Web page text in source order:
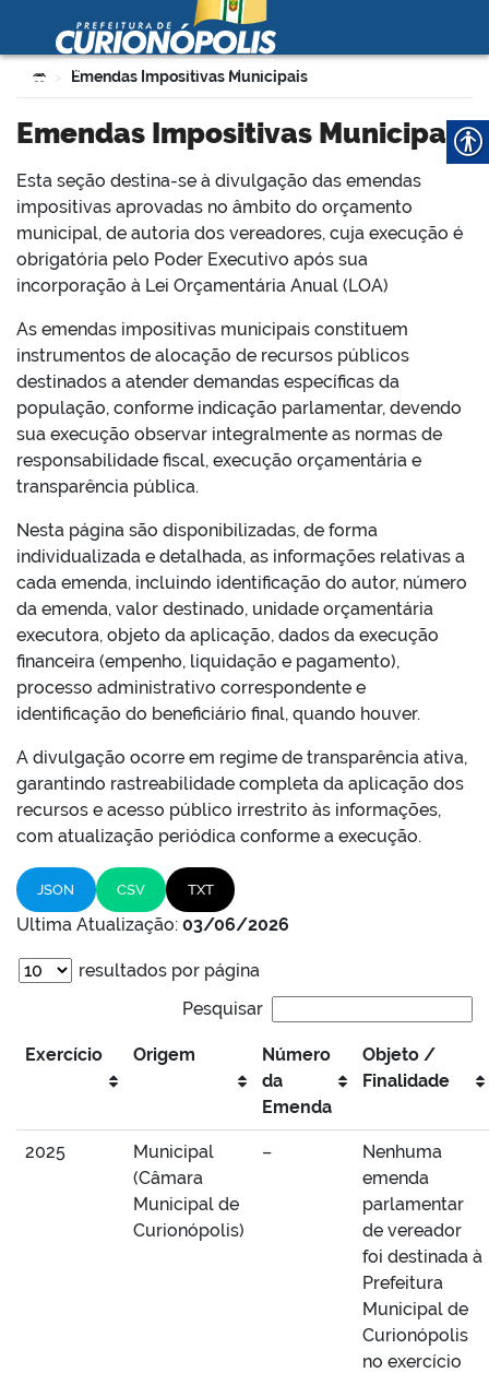
Ir para o conteúdo
Prefeitura Municipal de
Curionópolis
portal
Você está aqui:
> Emendas Impositivas Municipais
Emendas Impositivas Municipais
Esta seção destina-se à divulgação das emendas
impositivas aprovadas no âmbito do orçamento
municipal, de autoria dos vereadores, cuja execução é
obrigatória pelo Poder Executivo após sua
incorporação à Lei Orçamentária Anual (LOA)
As emendas impositivas municipais constituem
instrumentos de alocação de recursos públicos
destinados a atender demandas específicas da
população, conforme indicação parlamentar, devendo
sua execução observar integralmente as normas de
responsabilidade fiscal, execução orçamentária e
transparência pública.
Nesta página são disponibilizadas, de forma
individualizada e detalhada, as informações relativas a
cada emenda, incluindo identificação do autor, número
da emenda, valor destinado, unidade orçamentária
executora, objeto da aplicação, dados da execução
financeira (empenho, liquidação e pagamento),
processo administrativo correspondente e
identificação do beneficiário final, quando houver.
A divulgação ocorre em regime de transparência ativa,
garantindo rastreabilidade completa da aplicação dos
recursos e acesso público irrestrito às informações,
com atualização periódica conforme a execução.
JSON CSV TXT
Ultima Atualização: 03/06/2026
resultados por página
Pesquisar
Exercício Origem
Número
da
Emenda
Objeto /
Finalidade
2025
Municipal
(Câmara
Municipal de
Curionópolis)
–
Nenhuma
emenda
parlamentar
de vereador
foi destinada à
Prefeitura
Municipal de
Curionópolis
no exercício